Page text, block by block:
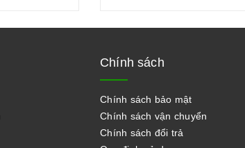
Chính sách
Chính sách bảo mật
Chính sách vận chuyển
Chính sách đổi trả